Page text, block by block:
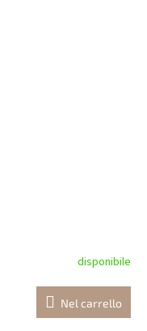
disponibile
Nel carrello